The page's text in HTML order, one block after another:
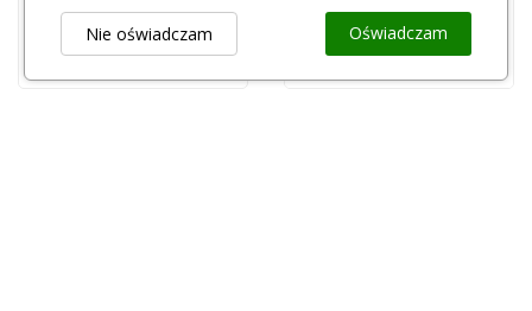
FABAN 500 SC 5 L
1 149,99 zł
Oświadczam
Nie oświadczam